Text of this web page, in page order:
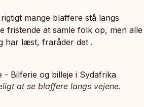
mange blaffere stå langs
fristende at samle folk op, men alle
har læst, fraråder det .
at se blaffere langs vejene.